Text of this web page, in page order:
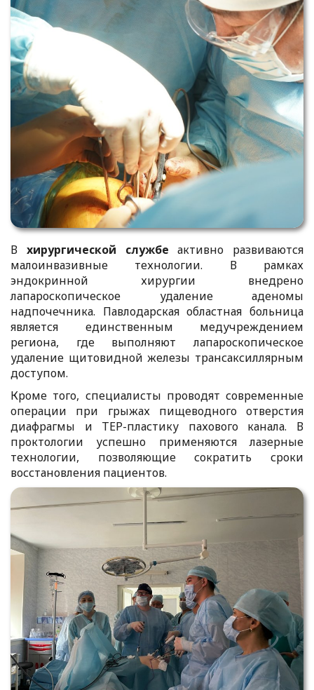
В хирургической службе активно развиваются
малоинвазивные технологии. В рамках
эндокринной хирургии внедрено
лапароскопическое удаление аденомы
надпочечника. Павлодарская областная больница
является единственным медучреждением
региона, где выполняют лапароскопическое
удаление щитовидной железы трансаксиллярным
доступом.
Кроме того, специалисты проводят современные
операции при грыжах пищеводного отверстия
диафрагмы и ТЕР-пластику пахового канала. В
проктологии успешно применяются лазерные
технологии, позволяющие сократить сроки
восстановления пациентов.